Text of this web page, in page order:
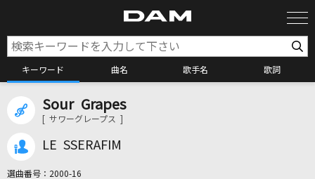
キーワード 曲名 歌手名 歌詞
カラオケ検索
Sour Grapes
[ サワーグレープス ]
LE SSERAFIM
選曲番号： 2000-16